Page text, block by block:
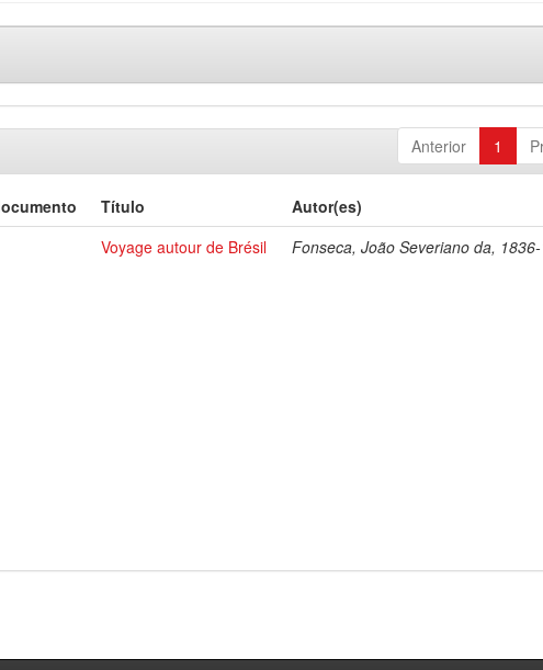
Anterior 1
Título
Autor(es)
Voyage autour de Brésil Fonseca, João Severiano da,